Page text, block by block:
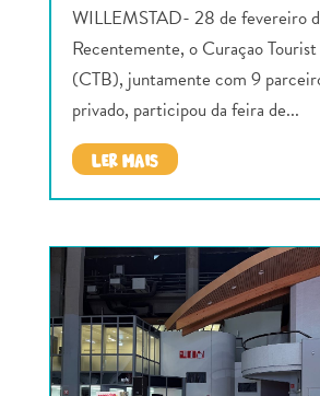
WILLEMSTAD- 28 de fevereiro
Recentemente, o Curaçao
(CTB), juntamente com 9
privado, participou da feira de...
LER MAIS